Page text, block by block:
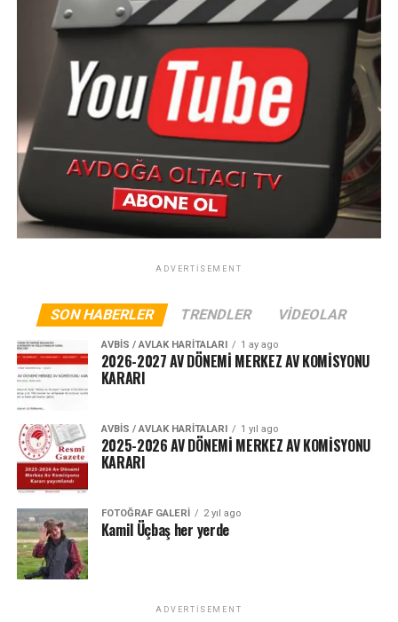
ADVERTISEMENT
SON HABERLER TRENDLER VIDEOLAR
AVBIS / AVLAK HARITALARI 1 ay ago
2026-2027 AV DÖNEMİ MERKEZ AV KOMİSYONU
KARARI
AVBIS / AVLAK HARITALARI 1 yıl ago
2025-2026 AV DÖNEMİ MERKEZ AV KOMİSYONU
KARARI
FOTOĞRAF GALERI 2 yıl ago
Kamil Üçbaş her yerde
ADVERTISEMENT